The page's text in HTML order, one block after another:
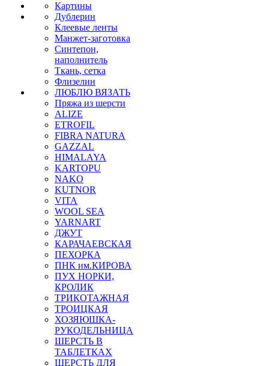
Картины
Дублерин
Клеевые ленты
Манжет-заготовка
Синтепон,
наполнитель
Ткань, сетка
Флизелин
ЛЮБЛЮ ВЯЗАТЬ
Пряжа из шерсти
ALIZE
ETROFIL
FIBRA NATURA
GAZZAL
HIMALAYA
KARTOPU
NAKO
KUTNOR
VITA
WOOL SEA
YARNART
ДЖУТ
КАРАЧАЕВСКАЯ
ПЕХОРКА
ПНК им.КИРОВА
ПУХ НОРКИ,
КРОЛИК
ТРИКОТАЖНАЯ
ТРОИЦКАЯ
ХОЗЯЮШКА-
РУКОДЕЛЬНИЦА
ШЕРСТЬ В
ТАБЛЕТКАХ
ШЕРСТЬ ДЛЯ